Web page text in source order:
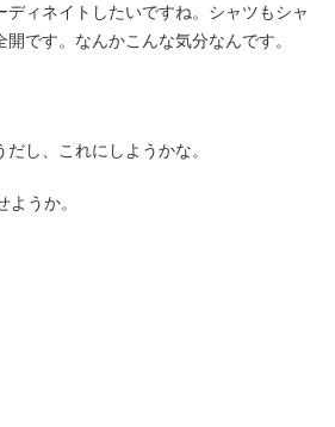
ディネイトしたいですね。シャツもシャ
です。なんかこんな気分なんです。
し、これにしようかな。
うか。